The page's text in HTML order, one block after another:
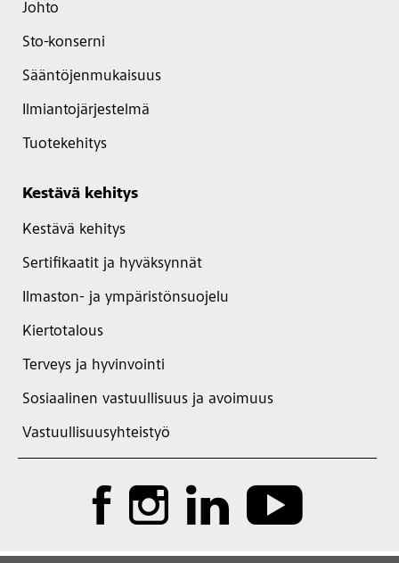
Johto
Sto-konserni
Sääntöjenmukaisuus
Ilmiantojärjestelmä
Tuotekehitys
Kestävä kehitys
Kestävä kehitys
Sertifikaatit ja hyväksynnät
Ilmaston- ja ympäristönsuojelu
Kiertotalous
Terveys ja hyvinvointi
Sosiaalinen vastuullisuus ja avoimuus
Vastuullisuusyhteistyö